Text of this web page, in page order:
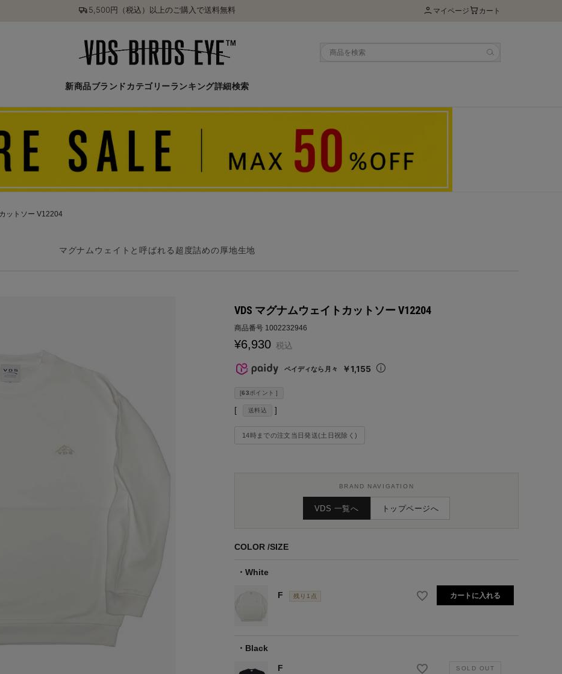
5,500円（税込）以上のご購入で送料無料 マイページ カート
新商品ブランド カテゴリーランキング詳細検索
ットソー V12204
マグナムウェイトと呼ばれる超度詰めの厚地生地
VDS マグナムウェイトカットソー V12204
商品番号 1002232946
¥6,930 税込
ペイディなら月々 ￥1,155
[63ポイント ]
送料込
14時までの注文当日発送(土日祝除く)
BRAND NAVIGATION
VDS 一覧へ トップページへ
COLOR SIZE
White
F 残り1点 カートに入れる
Black
F